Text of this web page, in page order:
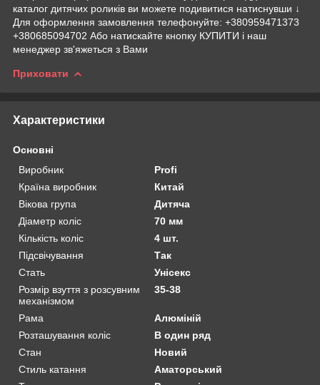
каталог дитячих роликів ви можете подивитися натиснувши ↓
Для оформлення замовлення телефонуйте: +380959471373
+380685094702 Або натискайте кнопку КУПИТИ і наш
менеджер зв'яжеться з Вами
Приховати
Характеристики
Основні
Виробник
Profi
Країна виробник
Китай
Вікова група
Дитяча
Діаметр коліс
70 мм
Кількість коліс
4 шт.
Підсвічування
Так
Стать
Унісекс
Розмір взуття з розсувним
механізмом
35-38
Рама
Алюміній
Розташування коліс
В один ряд
Стан
Новий
Стиль катання
Аматорський